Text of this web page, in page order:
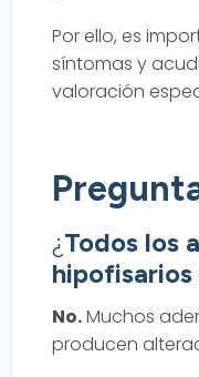
Por ello, es
síntomas y
valoración
¿Todos los
No.Muchos
producen